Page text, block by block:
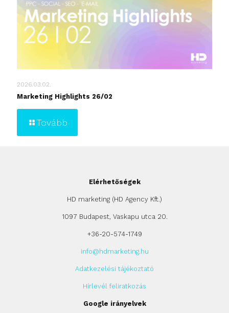
2026.03.02.
Marketing Highlights 26/02
Tovább
Elérhetőségek
HD marketing (HD Agency Kft.)
1097 Budapest, Vaskapu utca 20.
+36-20-574-1749
info@hdmarketing.hu
Adatkezelési tájékoztató
Hírlevél feliratkozás
Google irányelvek